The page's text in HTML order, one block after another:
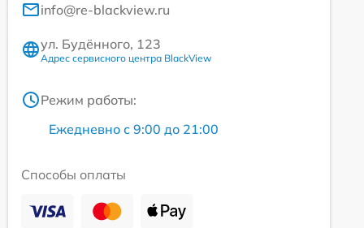
info@re-blackview.ru
ул. Будённого, 123
Адрес сервисного центра BlackView
Режим работы:
Ежедневно с 9:00 до 21:00
Способы оплаты